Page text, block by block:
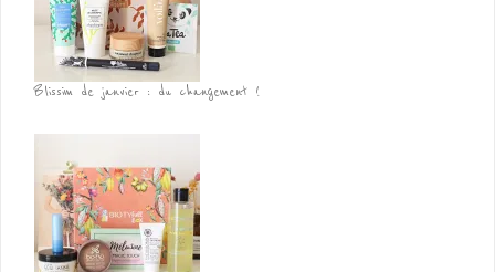
Blissim de janvier : du changement !